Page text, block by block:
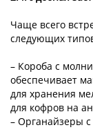
Чаще всего
следующих
– Короба с
обеспечивает
для хранения
для кофров на
– Органайзеры